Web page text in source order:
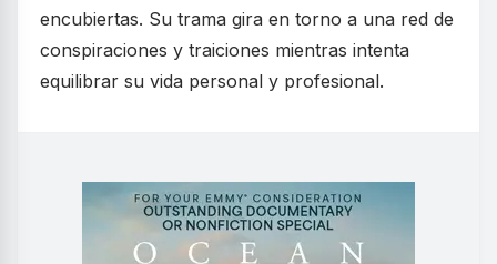
encubiertas. Su trama gira en torno a una red de
conspiraciones y traiciones mientras intenta
equilibrar su vida personal y profesional.